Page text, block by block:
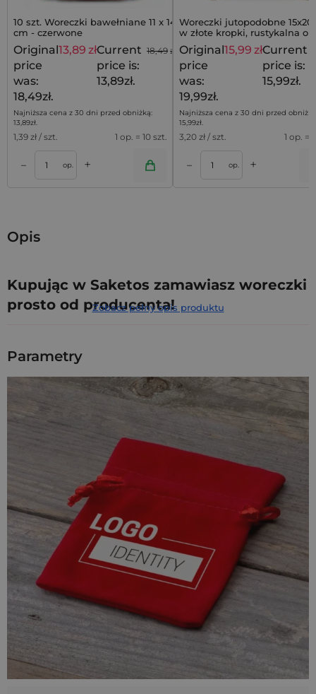
10 szt. Woreczki bawełniane 11 x 14
cm - czerwone
18,49 zł
Original
price
was:
18,49zł.
13,89 złCurrent
price is:
13,89zł.
Najniższa cena z 30 dni przed obniżką:
13,89zł.
1,39 zł / szt. 1 op. = 10 szt.
– op. +
Woreczki jutopodobne
w złote kropki, rustykalna
prezentu
Original
price
was:
19,99zł.
15,99 złCurrent
price is:
15,99zł.
Najniższa cena z 30 dni przed
15,99zł.
3,20 zł / szt. 1 op. =
– op. +
Dodaj do koszyka
Opis
Kupując w Saketos zamawiasz woreczki
prosto od producenta!
od 5 do 10 dni roboczych.
Zapewniamy Ci największą na rynku ilość produktów
dostępnych "od ręki". Nie czekamy na dostawy, możemy więc
bardzo szybko zrealizować Twoje zamówienie!
Zamawiając woreczki i usługę dowolnego nadruku w jednym
miejscu zaoszczędzisz czas i pieniądze! Unikniesz problemów
dotyczących wysyłki towaru do wielu punktów oraz
konieczności kontaktu z różnymi firmami.
W Saketos zrealizujesz swoje zamówienie kompleksowo!
Personalizowane w najszybciej i w najlepszych cenach tylko
u nas!
Wszystko w jednym miejscu - od projektu aż po wysyłkę
gotowych woreczków z nadrukiem.
Przejdź do formularza - stwórz własny woreczek
Zobacz pełny opis produktu
Parametry